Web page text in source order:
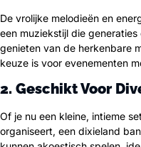
De vrolijke melodieën en
een muziekstijl die
genieten van de herkenbare
keuze is voor evenementen
2. Geschikt Voor
Of je nu een kleine, intieme
organiseert, een dixieland